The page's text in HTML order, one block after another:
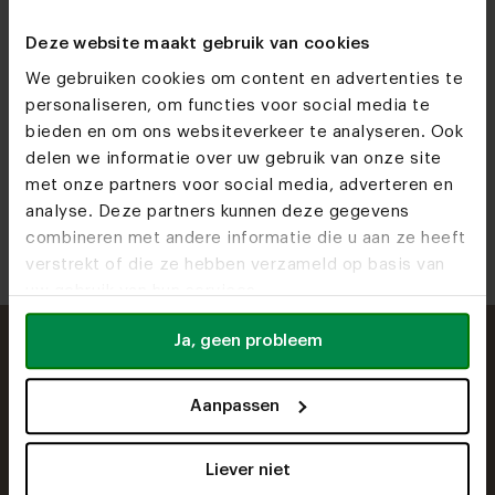
Deze website maakt gebruik van cookies
We gebruiken cookies om content en advertenties te
personaliseren, om functies voor social media te
bieden en om ons websiteverkeer te analyseren. Ook
delen we informatie over uw gebruik van onze site
met onze partners voor social media, adverteren en
analyse. Deze partners kunnen deze gegevens
combineren met andere informatie die u aan ze heeft
verstrekt of die ze hebben verzameld op basis van
Ja, geen probleem
Aanpassen
Liever niet
experts. Maak hiervoor eenwoonwinkelafspraak
moment dat voor jou past.
Benieuwd naar alle
tips en inspiratie voor
eettafels?